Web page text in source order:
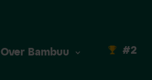
Over Bambuu #2